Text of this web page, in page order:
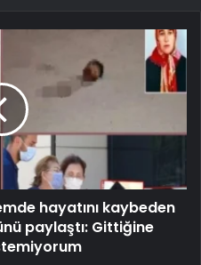
hayatını kaybeden
paylaştı: Gittiğine